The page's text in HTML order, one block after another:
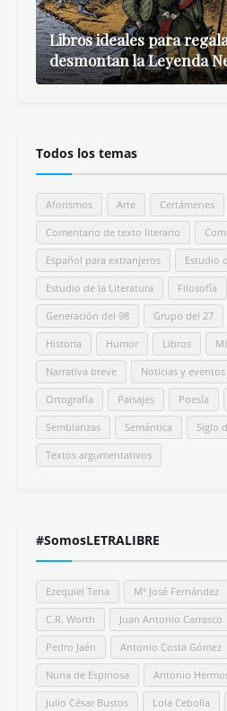
Libros ideales para
desmontan la Leyenda
Todos los temas
Aforismos Arte Certámenes
Comentario de texto literario
Español para extranjeros Estudio
Estudio de la Literatura Filosofía
Generación del 98 Grupo del 27
Historia Humor Libros
Narrativa breve Noticias y eventos
Ortografía Paisajes Poesía
Semblanzas Semántica Siglo
Textos argumentativos
#SomosLETRALIBRE
Ezequiel Tena Mª José Fernández
C.R. Worth Juan Antonio Carrasco
Pedro Jaén Antonio Costa Gómez
Nuria de Espinosa Antonio
Julio César Bustos Lola Cebolla